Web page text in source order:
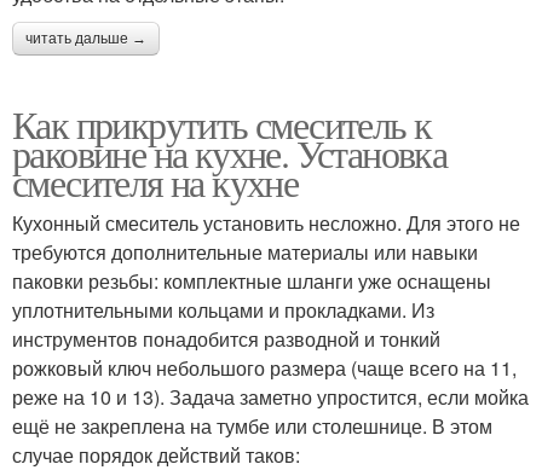
читать дальше →
Как прикрутить смеситель к
раковине на кухне. Установка
смесителя на кухне
Кухонный смеситель установить несложно. Для этого не
требуются дополнительные материалы или навыки
паковки резьбы: комплектные шланги уже оснащены
уплотнительными кольцами и прокладками. Из
инструментов понадобится разводной и тонкий
рожковый ключ небольшого размера (чаще всего на 11,
реже на 10 и 13). Задача заметно упростится, если мойка
ещё не закреплена на тумбе или столешнице. В этом
случае порядок действий таков: